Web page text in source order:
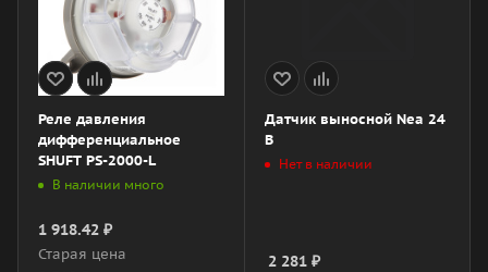
Реле давления
дифференциальное
SHUFT PS-2000-L
В наличии много
1 918.42 ₽
Старая цена
Датчик выносной Nea 24
В
Нет в наличии
2 281₽